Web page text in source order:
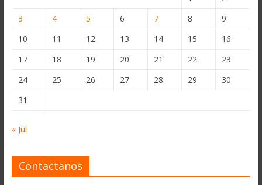
3
4 5 6 7 8
9
10
11 12 13 14 15
16
17
18 19 20 21 22
23
24
25 26 27 28 29
30
31
« Jul
Contactanos